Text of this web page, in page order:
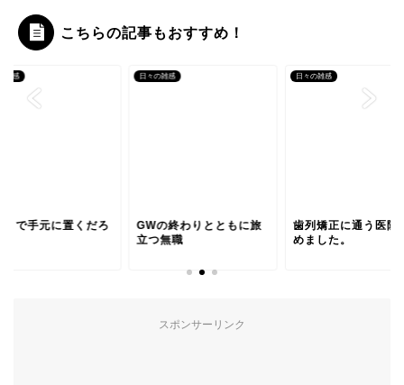
こちらの記事もおすすめ！
雑感
まで手元に置くだろ
日々の雑感
GWの終わりとともに旅
立つ無職
日々の雑感
歯列矯正に通う医院
めました。
スポンサーリンク